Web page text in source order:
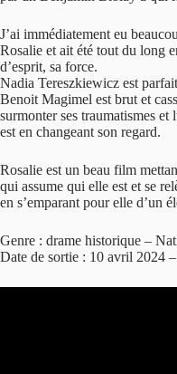
J’ai immédiatement eu
Rosalie et ait été tout du long
d’esprit, sa force.
Nadia Tereszkiewicz est
Benoit Magimel est brut et
surmonter ses traumatismes et
est en changeant son regard.
Rosalie est un beau film
qui assume qui elle est et se
en s’emparant pour elle d’un
Genre : drame historique –
Date de sortie : 10 avril 2024